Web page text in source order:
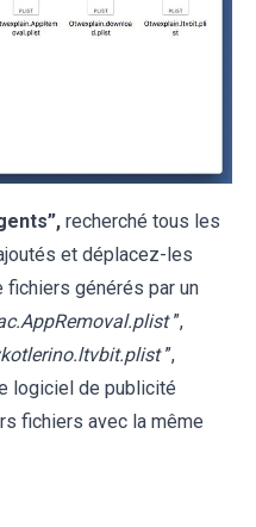
recherché tous les
et déplacez-les
fichiers générés par un
”,
”,
logiciel de publicité
fichiers avec la même